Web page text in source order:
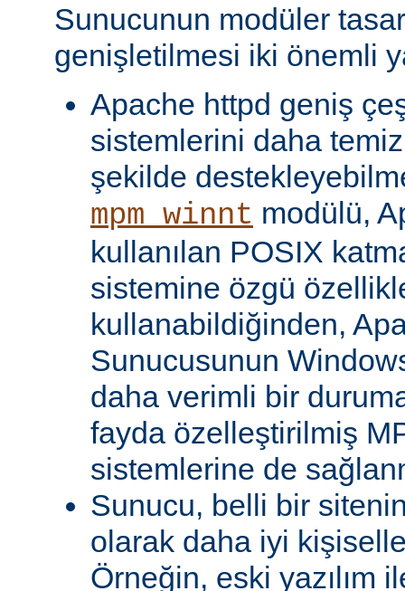
Sunucunun modüler
genişletilmesi iki önemli
Apache httpd geniş
sistemlerini daha
şekilde
mpm_winnt modülü,
kullanılan POSIX
sistemine özgü
kullanabildiğinden,
Sunucusunun
daha verimli bir
fayda özelleştirilmiş
sistemlerine de
Sunucu, belli bir
olarak daha iyi
Örneğin, eski yazılım